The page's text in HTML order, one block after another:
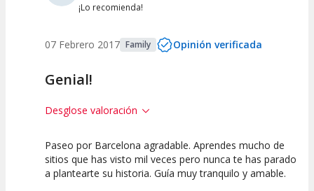
¡Lo recomienda!
07 Febrero 2017 Family Opinión verificada
Genial!
Desglose valoración
10
Calidad /
10
Calidad de la
10
Atención del
Paseo por Barcelona agradable. Aprendes mucho de
sitios que has visto mil veces pero nunca te has parado
a plantearte su historia. Guía muy tranquilo y amable.